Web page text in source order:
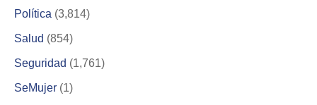
Política (3,814)
Salud (854)
Seguridad (1,761)
SeMujer (1)